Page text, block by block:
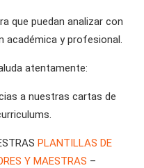
que puedan analizar con
y profesional.
atentamente:
a nuestras cartas de
PLANTILLAS DE
Y MAESTRAS –